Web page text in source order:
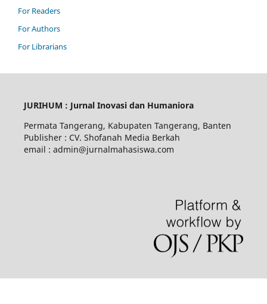
For Readers
For Authors
For Librarians
JURIHUM : Jurnal Inovasi dan Humaniora
Permata Tangerang, Kabupaten Tangerang, Banten
Publisher : CV. Shofanah Media Berkah
email : admin@jurnalmahasiswa.com